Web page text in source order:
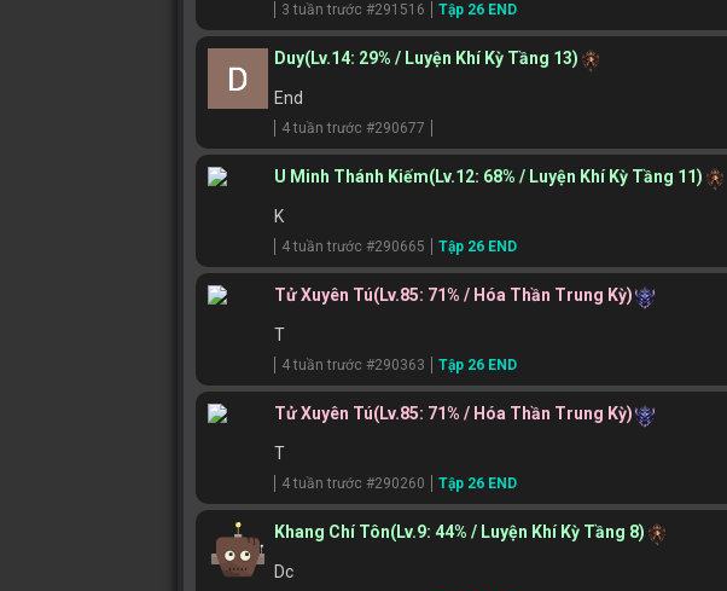
3 tuần trước #291516 Tập 26 END
Duy(Lv.14: 29% / Luyện Khí Kỳ Tầng 13)
End
4 tuần trước #290677
U Minh Thánh Kiếm(Lv.12: 68% / Luyện Khí Kỳ Tầng 11)
K
4 tuần trước #290665 Tập 26 END
Tử Xuyên Tú(Lv.85: 71% / Hóa Thần Trung Kỳ)
T
4 tuần trước #290363 Tập 26 END
Tử Xuyên Tú(Lv.85: 71% / Hóa Thần Trung Kỳ)
T
4 tuần trước #290260 Tập 26 END
Khang Chí Tôn(Lv.9: 44% / Luyện Khí Kỳ Tầng 8)
Dc